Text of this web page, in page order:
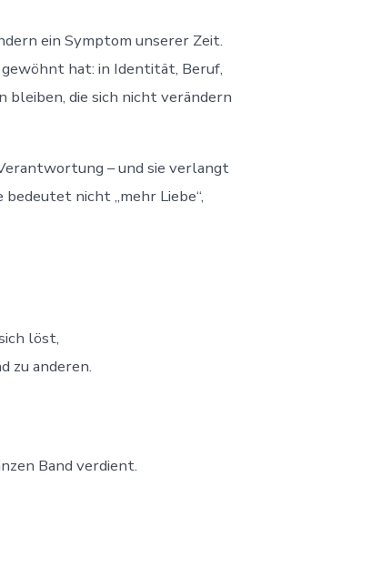
ein Symptom unserer Zeit.
hat: in Identität, Beruf,
die sich nicht verändern
– und sie verlangt
nicht „mehr Liebe“,
löst,
zu anderen.
Band verdient.